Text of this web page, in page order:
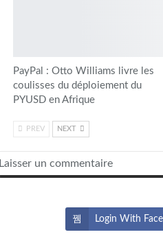
PayPal : Otto Williams livre les
coulisses du déploiement du
PYUSD en Afrique
PREV NEXT
Laisser un commentaire
Login With